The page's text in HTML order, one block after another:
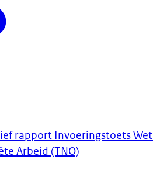
rapport Invoeringstoets
Arbeid (TNO)